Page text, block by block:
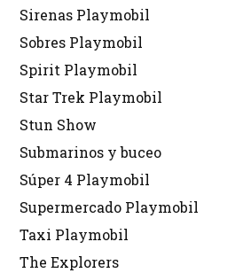
Sirenas Playmobil
Sobres Playmobil
Spirit Playmobil
Star Trek Playmobil
Stun Show
Submarinos y buceo
Súper 4 Playmobil
Supermercado Playmobil
Taxi Playmobil
The Explorers